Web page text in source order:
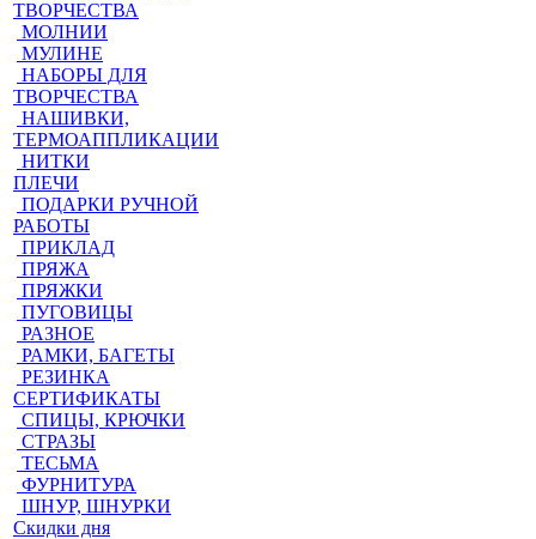
ТВОРЧЕСТВА
МОЛНИИ
МУЛИНЕ
НАБОРЫ ДЛЯ
ТВОРЧЕСТВА
НАШИВКИ,
ТЕРМОАППЛИКАЦИИ
НИТКИ
ПЛЕЧИ
ПОДАРКИ РУЧНОЙ
РАБОТЫ
ПРИКЛАД
ПРЯЖА
ПРЯЖКИ
ПУГОВИЦЫ
РАЗНОЕ
РАМКИ, БАГЕТЫ
РЕЗИНКА
СЕРТИФИКАТЫ
СПИЦЫ, КРЮЧКИ
СТРАЗЫ
ТЕСЬМА
ФУРНИТУРА
ШНУР, ШНУРКИ
Скидки дня